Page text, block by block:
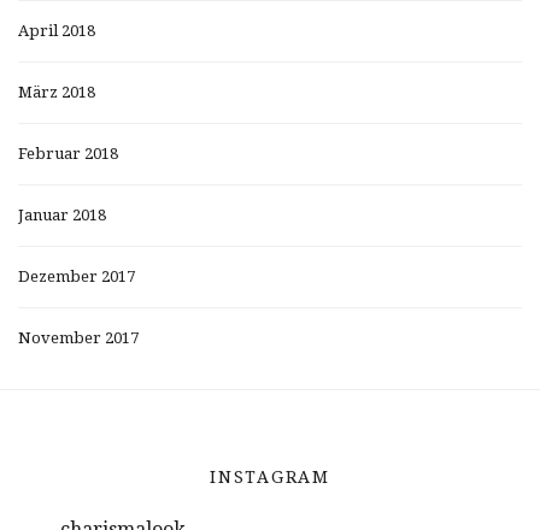
April 2018
März 2018
Februar 2018
Januar 2018
Dezember 2017
November 2017
INSTAGRAM